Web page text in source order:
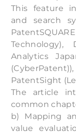
This feature
and search
Technology),
Analytics
PatentSight
The article
common
b) Mapping
value